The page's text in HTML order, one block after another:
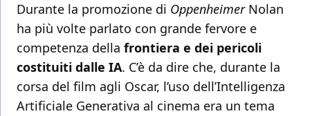
Durante la promozione di OppenheimerNolan
ha più volte parlato con grande fervore e
competenza della frontiera e dei pericoli
costituiti dalle IA. C’è da dire che, durante la
corsa del film agli Oscar, l’uso dell’Intelligenza
Artificiale Generativa al cinema era un tema